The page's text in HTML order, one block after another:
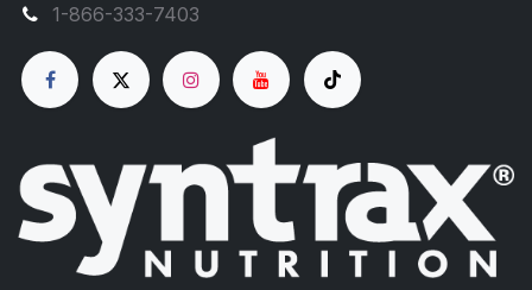
1-866-333-7403